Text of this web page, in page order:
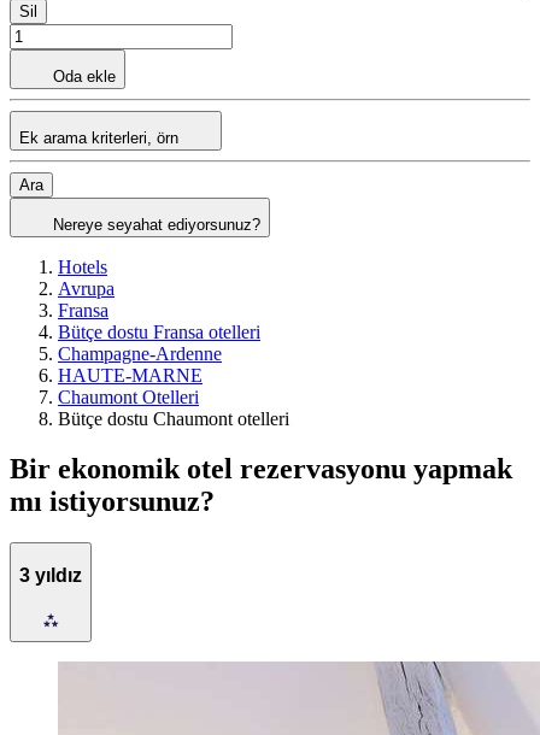
Sil
Oda ekle
Ek arama kriterleri, örn
Ara
Nereye seyahat ediyorsunuz?
Hotels
Avrupa
Fransa
Bütçe dostu Fransa otelleri
Champagne-Ardenne
HAUTE-MARNE
Chaumont Otelleri
Bütçe dostu Chaumont otelleri
Bir ekonomik otel rezervasyonu yapmak
mı istiyorsunuz?
3 yıldız